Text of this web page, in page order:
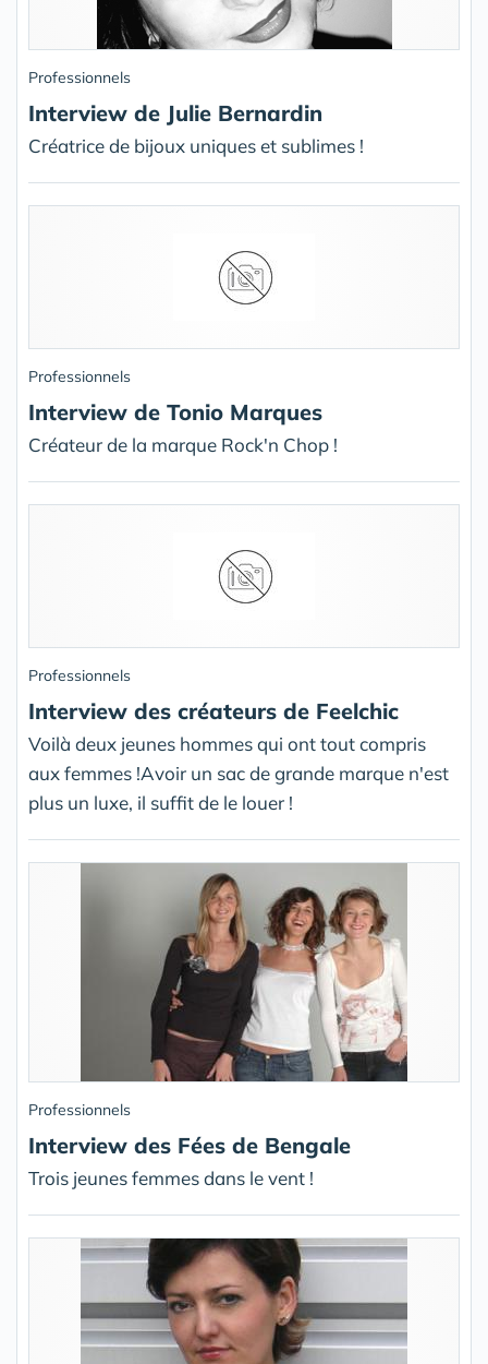
Professionnels
Interview de Julie Bernardin
Créatrice de bijoux uniques et sublimes !
Professionnels
Interview de Tonio Marques
Créateur de la marque Rock'n Chop !
Professionnels
Interview des créateurs de Feelchic
Voilà deux jeunes hommes qui ont tout compris
aux femmes !Avoir un sac de grande marque n'est
plus un luxe, il suffit de le louer !
Professionnels
Interview des Fées de Bengale
Trois jeunes femmes dans le vent !